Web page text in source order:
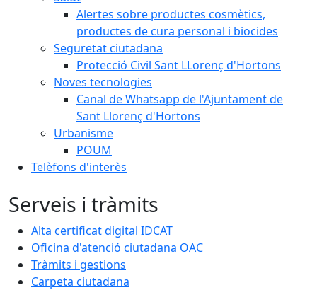
Alertes sobre productes cosmètics,
productes de cura personal i biocides
Seguretat ciutadana
Protecció Civil Sant LLorenç d'Hortons
Noves tecnologies
Canal de Whatsapp de l'Ajuntament de
Sant Llorenç d'Hortons
Urbanisme
POUM
Telèfons d'interès
Serveis i tràmits
Alta certificat digital IDCAT
Oficina d'atenció ciutadana OAC
Tràmits i gestions
Carpeta ciutadana